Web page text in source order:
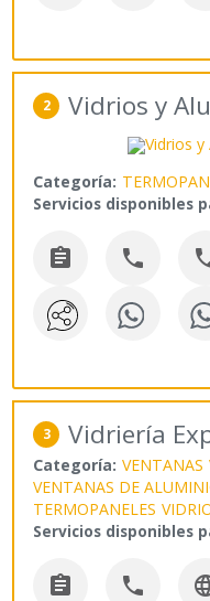
2 Vidrios y
Categoría:
Servicios disponibles
 
3 Vidriería
Categoría: VENTANAS
VENTANAS DE
TERMOPANELES
Servicios disponibles
 